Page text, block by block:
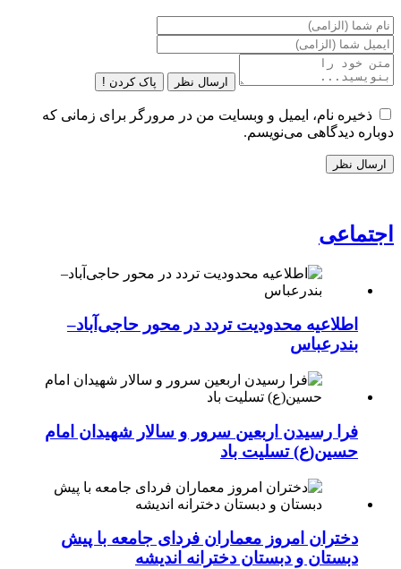
ارسال نظر پاک کردن !
ذخیره نام، ایمیل و وبسایت من در مرورگر برای زمانی که
دوباره دیدگاهی می‌نویسم.
اجتماعی
اطلاعیه محدودیت تردد در محور حاجی‌آباد–
بندرعباس
فرا رسیدن اربعین سرور و سالار شهیدان امام
حسین(ع) تسلیت باد
دختران امروز معماران فردای جامعه با پیش
دبستان و دبستان دخترانه اندیشه